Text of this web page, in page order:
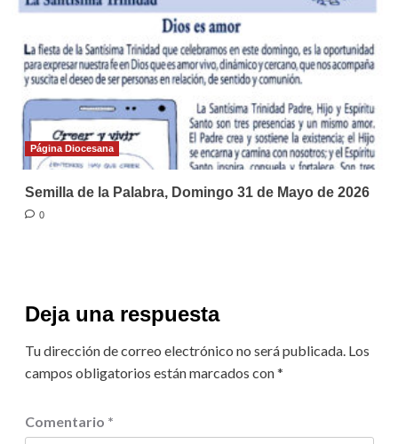
Página Diocesana
Semilla de la Palabra, Domingo 31 de Mayo de 2026
0
Deja una respuesta
Tu dirección de correo electrónico no será publicada. Los
campos obligatorios están marcados con*
Comentario *